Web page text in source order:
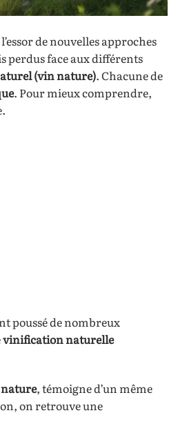
de nouvelles approches
perdus face aux différents
(vin nature). Chacune de
. Pour mieux comprendre,
poussé de nombreux
vinification naturelle
, témoigne d’un même
on retrouve une